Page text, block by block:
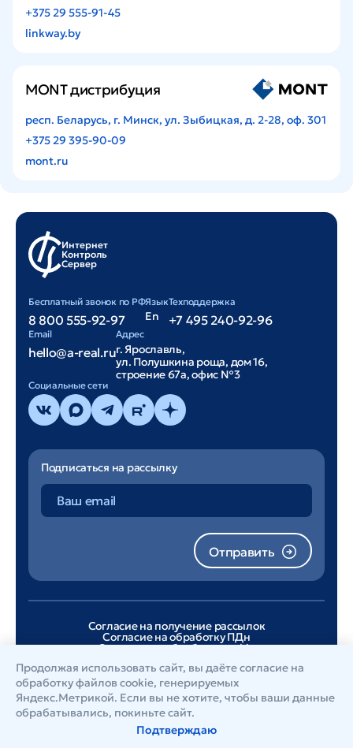
+375 29 555-91-45
linkway.by
MONT дистрибуция
респ. Беларусь, г. Минск, ул. Зыбицкая, д. 2-28, оф. 301
+375 29 395-90-09
mont.ru
Интернет
Контроль
Сервер
Бесплатный звонок по РФ
8 800 555-92-97
Язык
En
Техподдержка
+7 495 240-92-96
Email
hello@a-real.ru
Адрес
г. Ярославль,
ул. Полушкина роща, дом 16,
строение 67а, офис №3
Cоциальные сети
Подписаться на рассылку
Отправить
Согласие на получение рассылок
Согласие на обработку ПДн
Согласие на обработку cookie
Политика конфиденциальности
© 2026, А-Реал Консалтинг
Продолжая использовать сайт, вы даёте согласие на
обработку файлов cookie, генерируемых
Яндекс.Метрикой. Если вы не хотите, чтобы ваши данные
обрабатывались, покиньте сайт.
Подтверждаю